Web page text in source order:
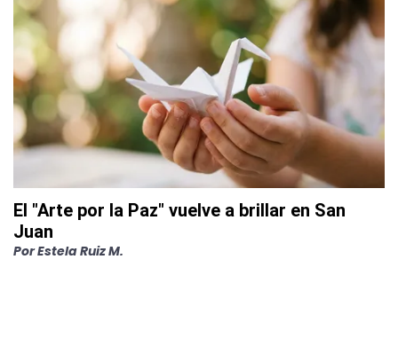
El "Arte por la Paz" vuelve a brillar en San
Juan
PorEstela Ruiz M.